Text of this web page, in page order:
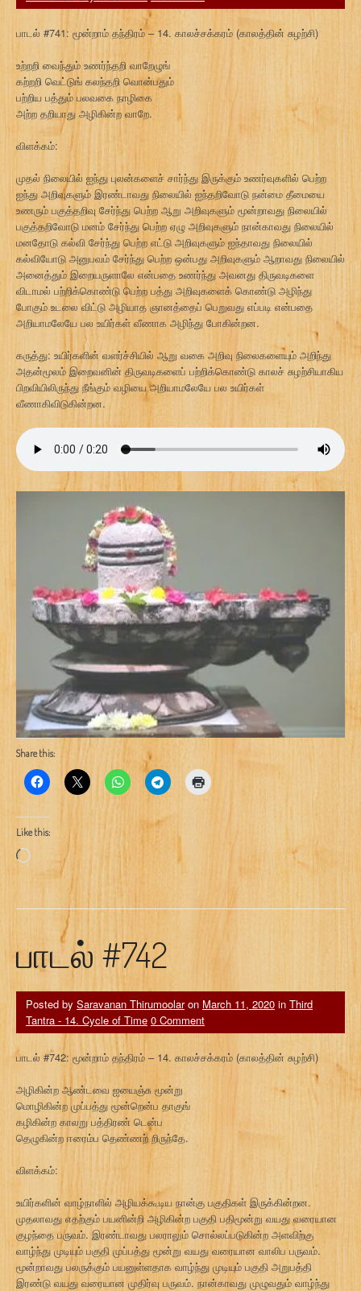
பாடல் #741: மூன்றாம் தந்திரம் – 14. காலச்சக்கரம் (காலத்தின் சுழற்சி)
உற்றறி வைந்தும் உணர்ந்தறி வாறேழுங்
கற்றறி வெட்டுங் கலந்தறி வொன்பதும்
பற்றிய பத்தும் பலவகை நாழிகை
அற்ற தறியாது அழிகின்ற வாறே.
விளக்கம்:
முதல் நிலையில் ஐந்து புலன்களைச் சார்ந்து இருக்கும் உணர்வுகளில் பெற்ற
ஐந்து அறிவுகளும் இரண்டாவது நிலையில் ஐந்தறிவோடு நன்மை தீமையை
உணரும் பகுத்தறிவு சேர்ந்து பெற்ற ஆறு அறிவுகளும் மூன்றாவது நிலையில்
பகுத்தறிவோடு மனம் சேர்ந்து பெற்ற ஏழு அறிவுகளும் நான்காவது நிலையில்
மனதோடு கல்வி சேர்ந்து பெற்ற எட்டு அறிவுகளும் ஐந்தாவது நிலையில்
கல்வியோடு அனுபவம் சேர்ந்து பெற்ற ஒன்பது அறிவுகளும் ஆறாவது நிலையில்
அனைத்தும் இறையருளாலே என்பதை உணர்ந்து அவனது திருவடிகளை
விடாமல் பற்றிக்கொண்டு பெற்ற பத்து அறிவுகளைக் கொண்டு அழிந்து
போகும் உடலை விட்டு அழியாத ஞானத்தைப் பெறுவது எப்படி என்பதை
அறியாமலேயே பல உயிர்கள் வீணாக அழிந்து போகின்றன.
கருத்து: உயிர்களின் வளர்ச்சியில் ஆறு வகை அறிவு நிலைகளையும் அறிந்து
அதன்மூலம் இறைவனின் திருவடிகளைப் பற்றிக்கொண்டு காலச் சுழற்சியாகிய
பிறவியிலிருந்து நீங்கும் வழியை அறியாமலேயே பல உயிர்கள்
வீணாகிவிடுகின்றன.
Share this:
Like this:
Loading…
பாடல் #742
Posted by Saravanan Thirumoolaron March 11, 2020 in Third
Tantra - 14. Cycle of Time 0 Comment
பாடல் #742: மூன்றாம் தந்திரம் – 14. காலச்சக்கரம் (காலத்தின் சுழற்சி)
அழிகின்ற ஆண்டவை ஐயைஞ்சு மூன்று
மொழிகின்ற முப்பத்து மூன்றென்ப தாகுங்
கழிகின்ற காலறு பத்திரண் டென்ப
தெழுகின்ற ஈரைம்ப தெண்ணற் றிருந்தே.
விளக்கம்:
உயிர்களின் வாழ்நாளில் அழியக்கூடிய நான்கு பகுதிகள் இருக்கின்றன.
முதலாவது எதற்கும் பயனின்றி அழிகின்ற பகுதி பதிமூன்று வயது வரையான
குழந்தை பருவம். இரண்டாவது பலராலும் சொல்லப்படுகின்ற அளவிற்கு
வாழ்ந்து முடியும் பகுதி முப்பத்து மூன்று வயது வரையான வாலிப பருவம்.
மூன்றாவது பலருக்கும் பயனுள்ளதாக வாழ்ந்து முடியும் பகுதி அறுபத்தி
இரண்டு வயது வரையான முதிர்வு பருவம். நான்காவது முழுவதும் வாழ்ந்து